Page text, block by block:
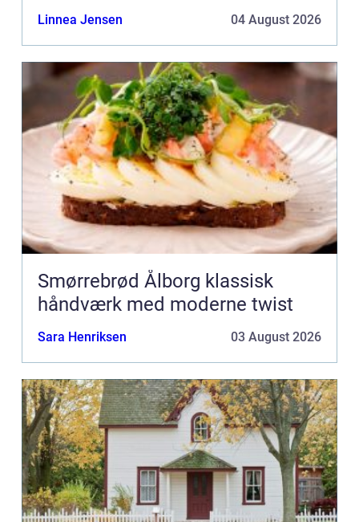
Linnea Jensen 04 August 2026
Smørrebrød Ålborg klassisk
håndværk med moderne twist
Sara Henriksen 03 August 2026